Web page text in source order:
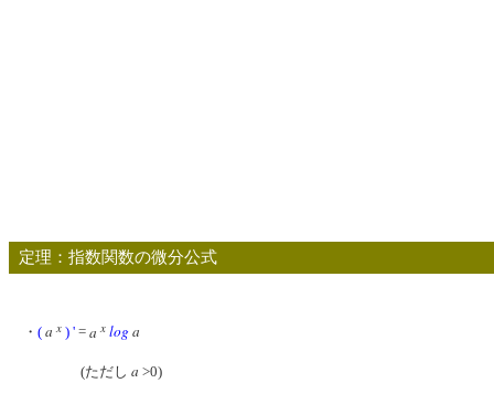
定理：指数関数の微分公式
・ ( a x ) ' = ax loga
(ただし a >0)